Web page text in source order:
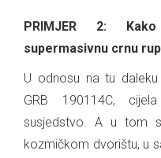
PRIMJER 2:
supermasivnu crnu
U odnosu na tu
GRB 190114C,
susjedstvo. A u tom
kozmičkom dvorištu, u